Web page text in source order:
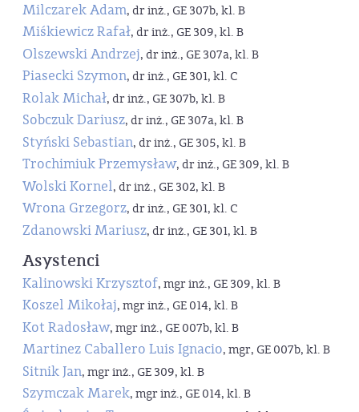
Milczarek Adam, dr inż., GE 307b, kl. B
Miśkiewicz Rafał, dr inż., GE 309, kl. B
Olszewski Andrzej, dr inż., GE 307a, kl. B
Piasecki Szymon, dr inż., GE 301, kl. C
Rolak Michał, dr inż., GE 307b, kl. B
Sobczuk Dariusz, dr inż., GE 307a, kl. B
Styński Sebastian, dr inż., GE 305, kl. B
Trochimiuk Przemysław, dr inż., GE 309, kl. B
Wolski Kornel, dr inż., GE 302, kl. B
Wrona Grzegorz, dr inż., GE 301, kl. C
Zdanowski Mariusz, dr inż., GE 301, kl. B
Asystenci
Kalinowski Krzysztof, mgr inż., GE 309, kl. B
Koszel Mikołaj, mgr inż., GE 014, kl. B
Kot Radosław, mgr inż., GE 007b, kl. B
Martinez Caballero Luis Ignacio, mgr, GE 007b, kl. B
Sitnik Jan, mgr inż., GE 309, kl. B
Szymczak Marek, mgr inż., GE 014, kl. B